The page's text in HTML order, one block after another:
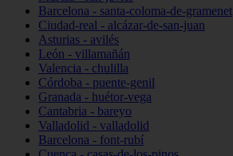
Barcelona - santa-coloma-de-gramenet
Ciudad-real - alcázar-de-san-juan
Asturias - avilés
León - villamañán
Valencia - chulilla
Córdoba - puente-genil
Granada - huétor-vega
Cantabria - bareyo
Valladolid - valladolid
Barcelona - font-rubí